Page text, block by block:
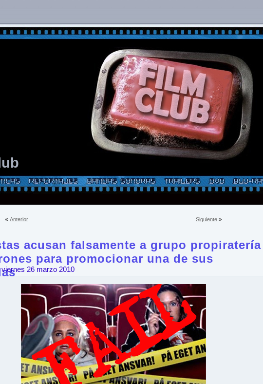
Siguiente »
« Anterior
acusan falsamente a grupo propiratería
para promocionar una de sus
viernes 26 marzo 2010